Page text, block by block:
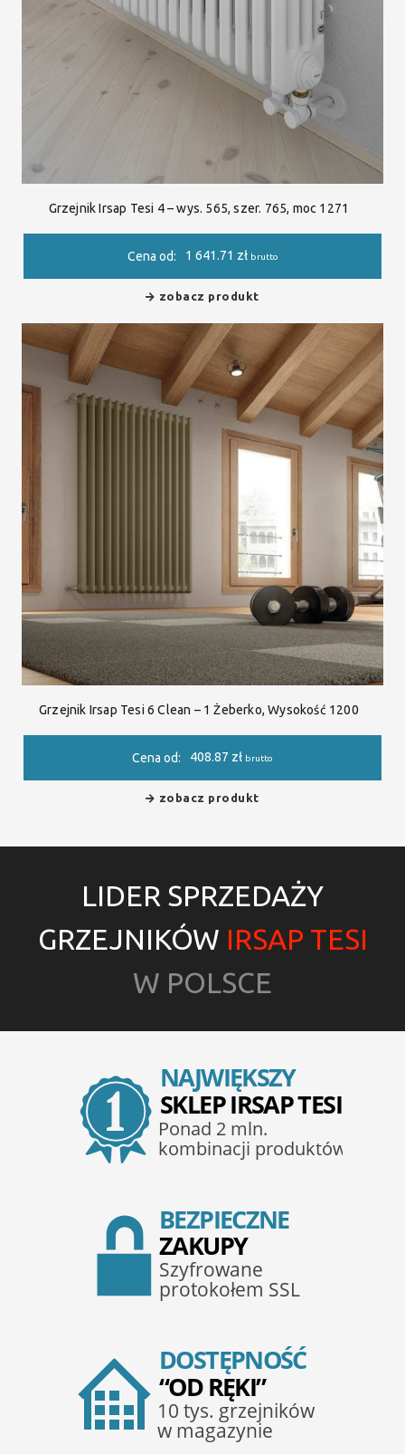
Grzejnik Irsap Tesi 4 – wys. 565, szer. 765, moc 1271
Cena od: 1 641.71 zł brutto
zobacz produkt
Grzejnik Irsap Tesi 6 Clean – 1 Żeberko, Wysokość 1200
Cena od: 408.87 zł brutto
zobacz produkt
LIDER SPRZEDAŻY
GRZEJNIKÓW IRSAP TESI
W POLSCE